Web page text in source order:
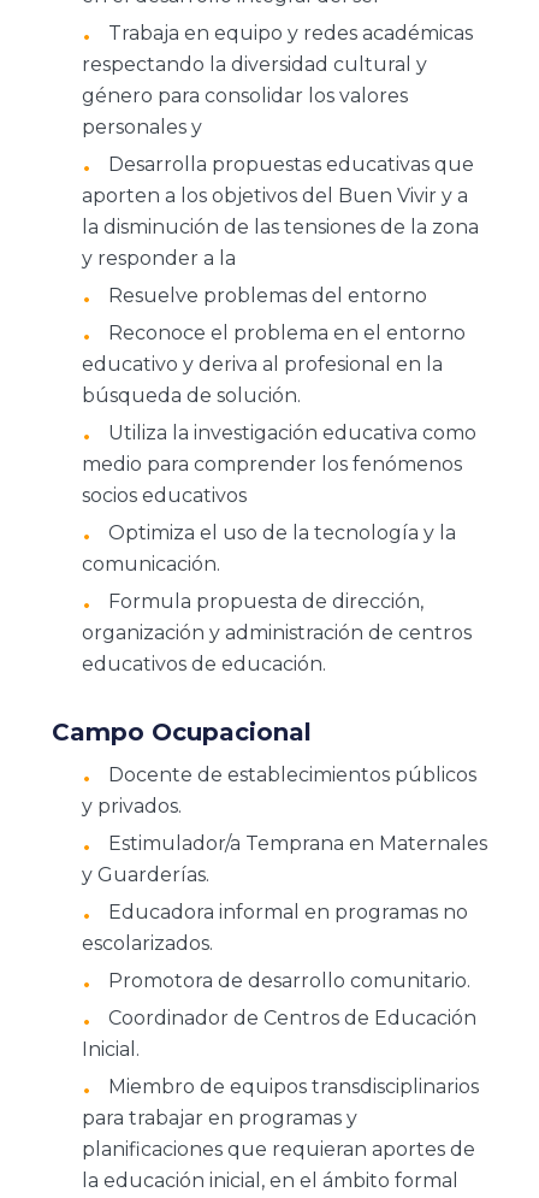
Trabaja en equipo y redes académicas
respectando la diversidad cultural y
género para consolidar los valores
personales y
Desarrolla propuestas educativas que
aporten a los objetivos del Buen Vivir y a
la disminución de las tensiones de la zona
y responder a la
Resuelve problemas del entorno
Reconoce el problema en el entorno
educativo y deriva al profesional en la
búsqueda de solución.
Utiliza la investigación educativa como
medio para comprender los fenómenos
socios educativos
Optimiza el uso de la tecnología y la
comunicación.
Formula propuesta de dirección,
organización y administración de centros
educativos de educación.
Campo Ocupacional
Docente de establecimientos públicos
y privados.
Estimulador/a Temprana en Maternales
y Guarderías.
Educadora informal en programas no
escolarizados.
Promotora de desarrollo comunitario.
Coordinador de Centros de Educación
Inicial.
Miembro de equipos transdisciplinarios
para trabajar en programas y
planificaciones que requieran aportes de
la educación inicial, en el ámbito formal